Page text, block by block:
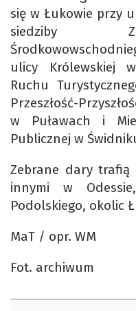
się w Łukowie przy
siedziby
ulicy Królewskiej
Ruchu
Przeszłość-
w Puławach i
Publicznej w
Zebrane dary
innymi w
Podolskiego, okolic
MaT / opr. WM
Fot. archiwum